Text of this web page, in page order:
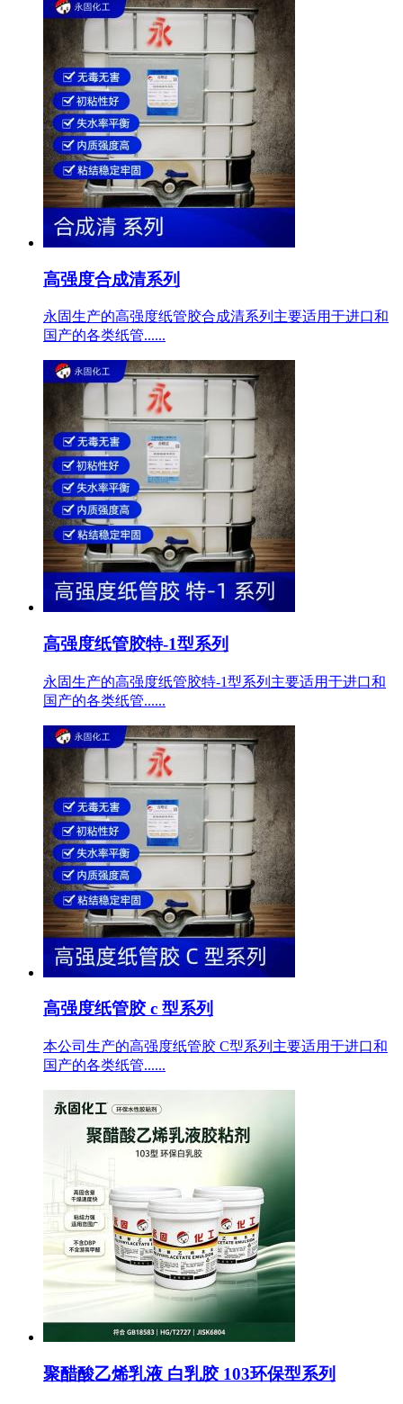
高强度合成清系列
永固生产的高强度纸管胶合成清系列主要适用于进口和
国产的各类纸管......
高强度纸管胶特-1型系列
永固生产的高强度纸管胶特-1型系列主要适用于进口和
国产的各类纸管......
高强度纸管胶 c 型系列
本公司生产的高强度纸管胶 C型系列主要适用于进口和
国产的各类纸管......
聚醋酸乙烯乳液 白乳胶 103环保型系列